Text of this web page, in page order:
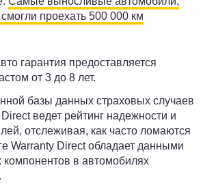
проехать 500 000 км
гарантия предоставляется
от 3 до 8 лет.
базы данных страховых случаев
ведет рейтинг надежности и
отслеживая, как часто ломаются
Warranty Direct обладает данными
в автомобилях